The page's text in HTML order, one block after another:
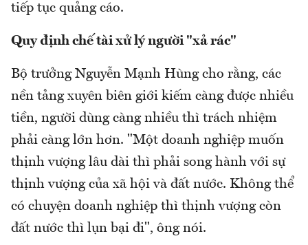
tiếp tục quảng cáo.
Quy định chế tài xử lý người "xả rác"
Bộ trưởng Nguyễn Mạnh Hùng cho rằng, các
nền tảng xuyên biên giới kiếm càng được nhiều
tiền, người dùng càng nhiều thì trách nhiệm
phải càng lớn hơn. "Một doanh nghiệp muốn
thịnh vượng lâu dài thì phải song hành với sự
thịnh vượng của xã hội và đất nước. Không thể
có chuyện doanh nghiệp thì thịnh vượng còn
đất nước thì lụn bại đi", ông nói.